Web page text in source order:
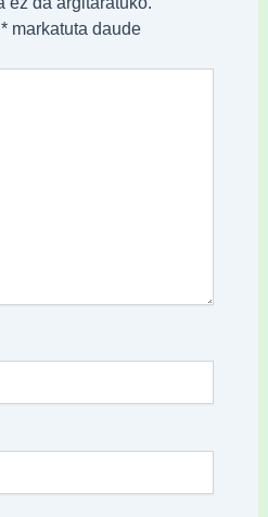
*markatuta daude